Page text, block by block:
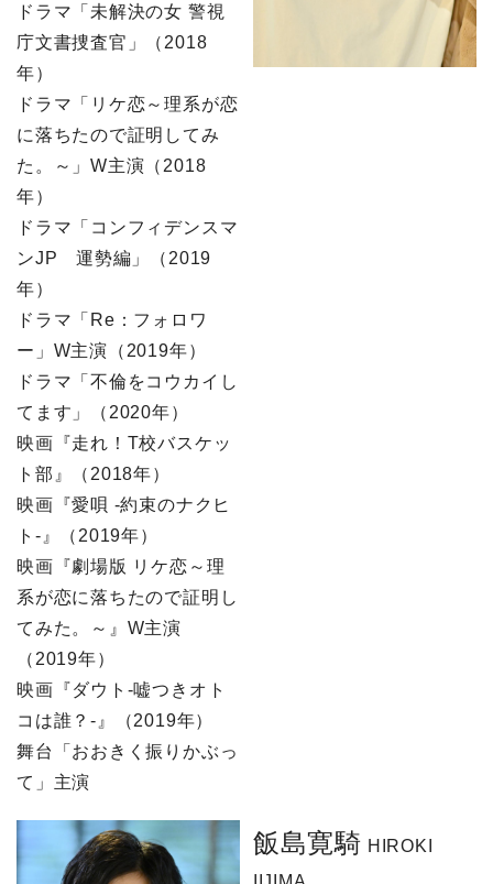
ドラマ「未解決の女 警視
庁文書捜査官」（2018
年）
ドラマ「リケ恋～理系が恋
に落ちたので証明してみ
た。～」W主演（2018
年）
ドラマ「コンフィデンスマ
ンJP 運勢編」（2019
年）
ドラマ「Re：フォロワ
ー」W主演（2019年）
ドラマ「不倫をコウカイし
てます」（2020年）
映画『走れ！T校バスケッ
ト部』（2018年）
映画『愛唄 -約束のナクヒ
ト-』（2019年）
映画『劇場版 リケ恋～理
系が恋に落ちたので証明し
てみた。～』W主演
（2019年）
映画『ダウト-嘘つきオト
コは誰？-』（2019年）
舞台「おおきく振りかぶっ
て」主演
飯島寛騎 HIROKI